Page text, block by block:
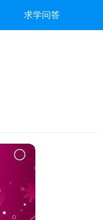
求学问答